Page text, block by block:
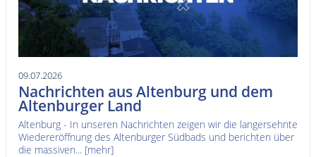
09.07.2026
Nachrichten aus Altenburg und dem
Altenburger Land
Altenburg - In unseren Nachrichten zeigen wir die langersehnte
Wiedereröffnung des Altenburger Südbads und berichten über
die massiven... [mehr]